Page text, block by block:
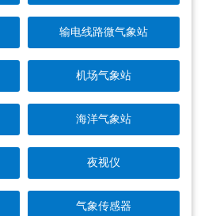
输电线路微气象站
机场气象站
海洋气象站
夜视仪
气象传感器